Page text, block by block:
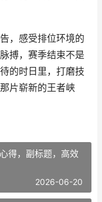
，感受排位环境的
搏，赛季结束不是
的时日里，打磨技
片崭新的王者峡
得，副标题，高效
2026-06-20